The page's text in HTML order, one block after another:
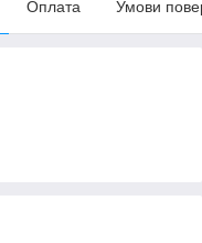
Оплата Умови